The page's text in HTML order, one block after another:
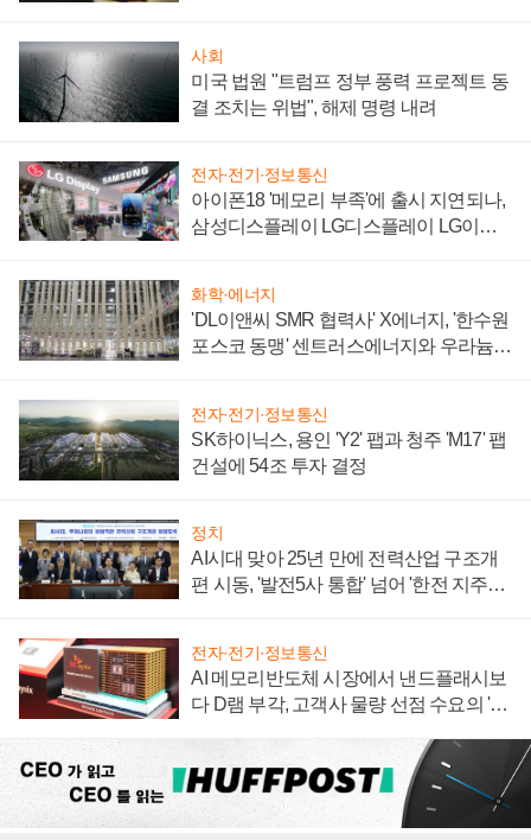
사회
미국 법원 "트럼프 정부 풍력 프로젝트 동
결 조치는 위법", 해제 명령 내려
전자·전기·정보통신
아이폰18 '메모리 부족'에 출시 지연되나,
삼성디스플레이 LG디스플레이 LG이노
화학·에너지
'DL이앤씨 SMR 협력사' X에너지, '한수원
포스코 동맹' 센트러스에너지와 우라늄
전자·전기·정보통신
SK하이닉스, 용인 'Y2' 팹과 청주 'M17' 팹
건설에 54조 투자 결정
정치
AI시대 맞아 25년 만에 전력산업 구조개
편 시동, '발전5사 통합' 넘어 '한전 지주사'
전자·전기·정보통신
AI 메모리반도체 시장에서 낸드플래시보
다 D램 부각, 고객사 물량 선점 수요의 '우